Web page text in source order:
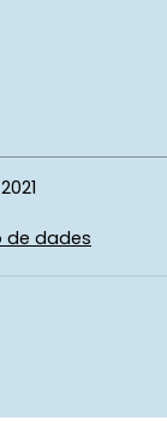
de dades